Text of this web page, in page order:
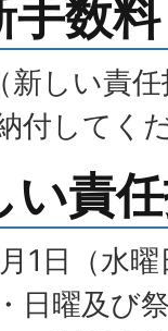
手数料
新しい責
付してく
い責
1日（水
日曜及び